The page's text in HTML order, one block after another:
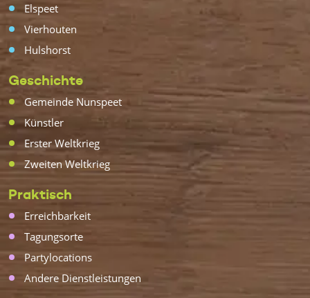
Elspeet
Vierhouten
Hulshorst
Geschichte
Gemeinde Nunspeet
Künstler
Erster Weltkrieg
Zweiten Weltkrieg
Praktisch
Erreichbarkeit
Tagungsorte
Partylocations
Andere Dienstleistungen